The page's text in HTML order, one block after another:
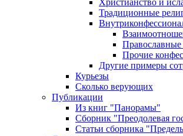
Христианство и
Традиционные
Прочие
Другие примеры
Курьезы
Сколько верующих
Публикации
Из книг "Панорамы"
Сборник "Преодолевая
Статьи сборника